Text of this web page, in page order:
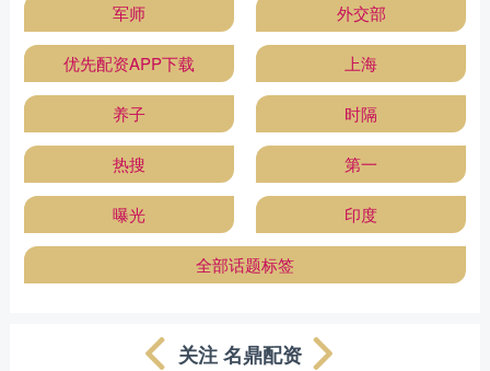
军师 外交部
优先配资APP下载 上海
养子 时隔
热搜 第一
曝光 印度
全部话题标签
关注 名鼎配资